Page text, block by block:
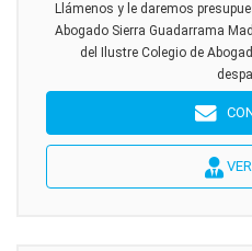
Llámenos y le daremos
Abogado Sierra Guadarrama
del Ilustre Colegio de